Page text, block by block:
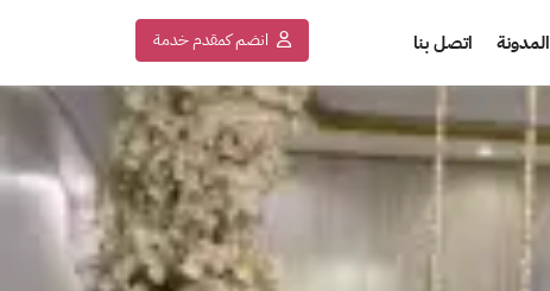
المدونة اتصل بنا انضم كمقدم خدمة